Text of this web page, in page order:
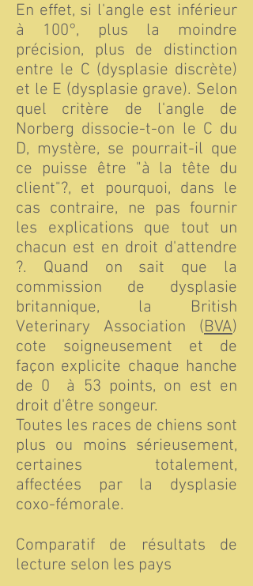
En effet, si l'angle est inférieur
à 100°, plus la moindre
précision, plus de distinction
entre le C (dysplasie discrète)
et le E (dysplasie grave). Selon
quel critère de l'angle de
Norberg dissocie-t-on le C du
D, mystère, se pourrait-il que
ce puisse être "à la tête du
client"?, et pourquoi, dans le
cas contraire, ne pas fournir
les explications que tout un
chacun est en droit d'attendre
?. Quand on sait que la
commission de dysplasie
britannique, la British
Veterinary Association (BVA)
cote soigneusement et de
façon explicite chaque hanche
de 0 à 53 points, on est en
droit d'être songeur.
Toutes les races de chiens sont
plus ou moins sérieusement,
certaines totalement,
affectées par la dysplasie
coxo-fémorale.
Comparatif de résultats de
lecture selon les pays